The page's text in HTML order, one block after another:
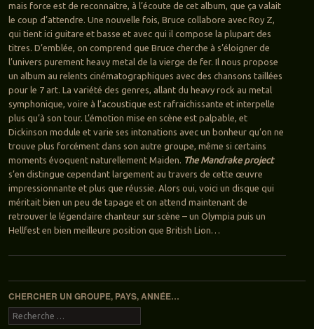
mais force est de reconnaitre, à l’écoute de cet album, que ça valait
le coup d’attendre. Une nouvelle fois, Bruce collabore avec Roy Z,
qui tient ici guitare et basse et avec qui il compose la plupart des
titres. D’emblée, on comprend que Bruce cherche à s’éloigner de
l’univers purement heavy metal de la vierge de fer. Il nous propose
un album au relents cinématographiques avec des chansons taillées
pour le 7 art. La variété des genres, allant du heavy rock au metal
symphonique, voire à l’acoustique est rafraichissante et interpelle
plus qu’à son tour. L’émotion mise en scène est palpable, et
Dickinson module et varie ses intonations avec un bonheur qu’on ne
trouve plus forcément dans son autre groupe, même si certains
moments évoquent naturellement Maiden. The Mandrake project
s’en distingue cependant largement au travers de cette œuvre
impressionnante et plus que réussie. Alors oui, voici un disque qui
méritait bien un peu de tapage et on attend maintenant de
retrouver le légendaire chanteur sur scène – un Olympia puis un
Hellfest en bien meilleure position que British Lion…
Navigation des articles
CHERCHER UN GROUPE, PAYS, ANNÉE…
Recherche